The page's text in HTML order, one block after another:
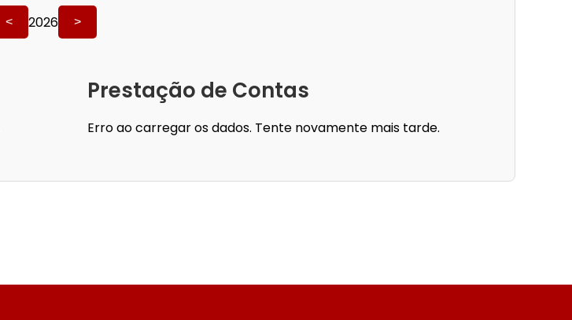
< 2026 >
Prestação de Contas
Erro ao carregar os dados. Tente novamente mais tarde.